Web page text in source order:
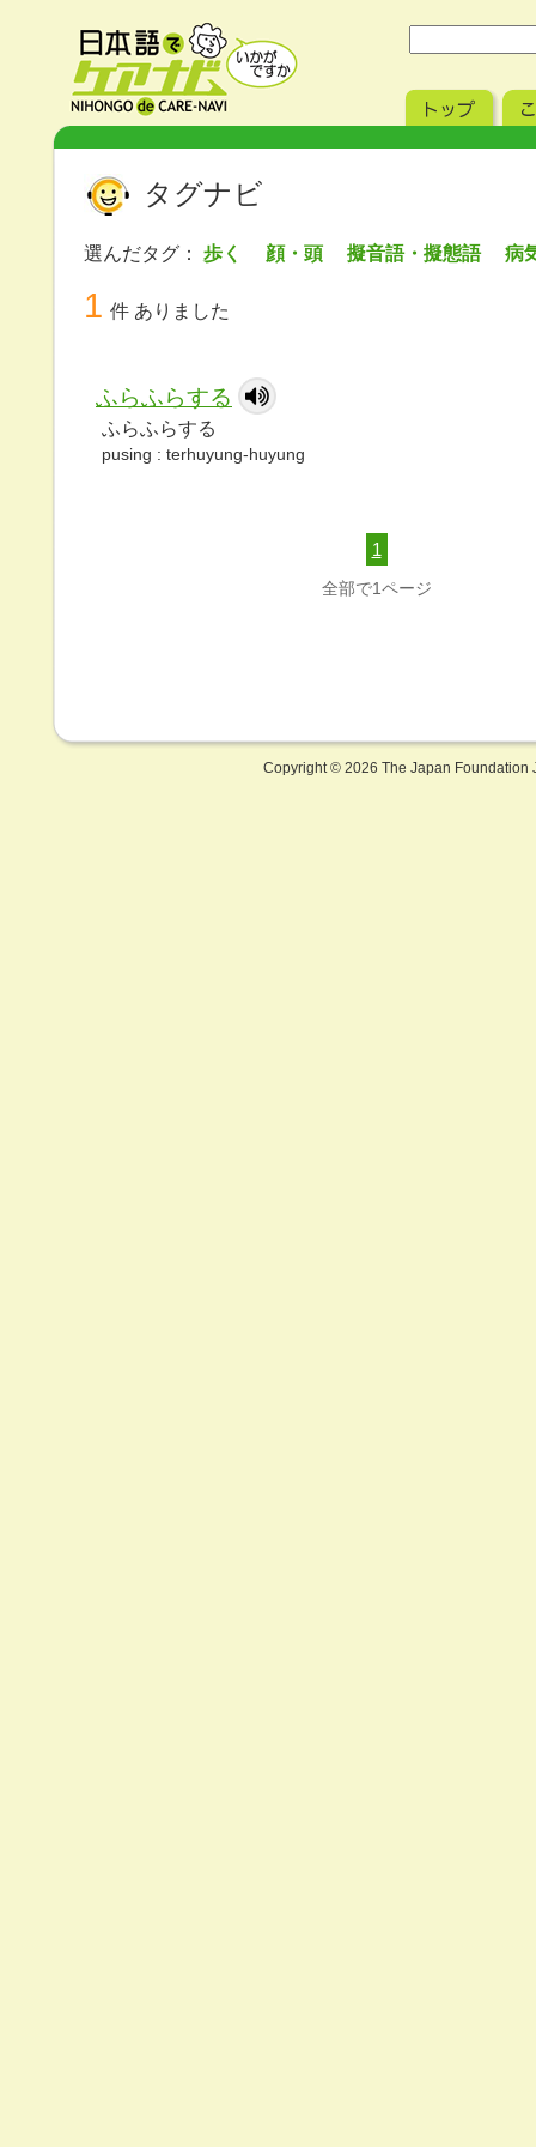
タグナビ
選んだタグ： 歩く 顔・頭 擬音語・擬態語 病
1 件 ありました
ふらふらする
ふらふらする
pusing : terhuyung-huyung
1
全部で1ページ
Copyright © 2026 The Japan Foundation